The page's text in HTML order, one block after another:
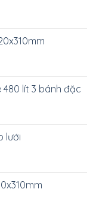
lít 3 bánh đặc
lưới